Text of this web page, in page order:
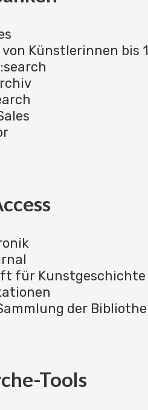
von Künstlerinnen bis
für Kunstgeschichte
der
Tools